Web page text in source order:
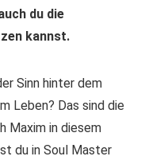
du die
kannst.
Sinn hinter dem
Leben? Das sind die
Maxim in diesem
du in Soul Master